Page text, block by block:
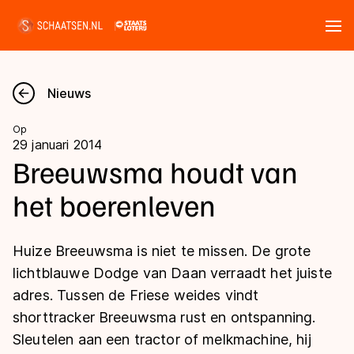
Nieuws
Kalender
Disciplines
Langebaan
Shorttrack
Inlineskaten
Uitslagen
Langebaan
Shorttrack
Marathon
Tijden & historie
Ranglijsten Langebaan
Nieuws
Op
29 januari 2014
Breeuwsma houdt van
het boerenleven
Huize Breeuwsma is niet te missen. De grote
lichtblauwe Dodge van Daan verraadt het juiste
adres. Tussen de Friese weides vindt
shorttracker Breeuwsma rust en ontspanning.
Sleutelen aan een tractor of melkmachine, hij